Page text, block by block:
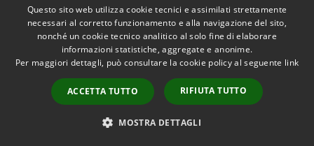
Leggi le FAQ
Richiesta assistenza
Amministrazione trasparente
Informativa privacy
Questo sito web utilizza cookie tecnici e assimilati strettamente
necessari al corretto funzionamento e alla navigazione del sito,
nonché un cookie tecnico analitico al solo fine di elaborare
informazioni statistiche, aggregate e anonime.
Per maggiori dettagli, può consultare la cookie policy al seguente link
ACCETTA TUTTO RIFIUTA TUTTO
MOSTRA DETTAGLI